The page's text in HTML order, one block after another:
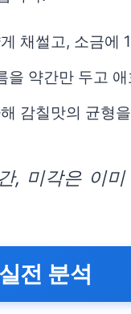
채썰고, 소금에
을 약간만 두고
감칠맛의 균형
, 미각은 이
전 분석